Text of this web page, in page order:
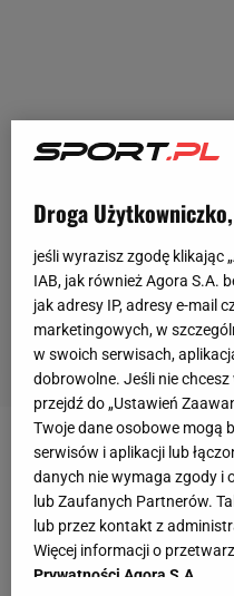
Droga
jeśli wyrazisz zgodę klikając
IAB, jak również Agora S.A.
jak adresy IP, adresy e-mail
marketingowych, w
w swoich serwisach,
dobrowolne. Jeśli nie
przejdź do „Ustawień
Twoje dane osobowe mogą
serwisów i aplikacji lub
danych nie wymaga zgody i
lub Zaufanych Partnerów.
lub przez kontakt z
Więcej informacji o
Prywatności Agora S.A.